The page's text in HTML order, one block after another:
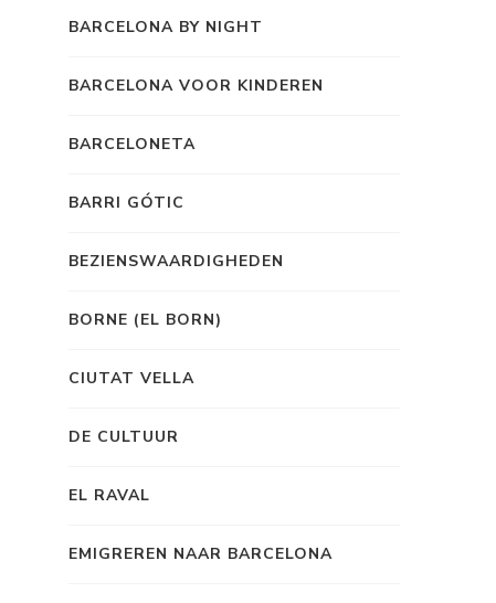
BARCELONA BY NIGHT
BARCELONA VOOR KINDEREN
BARCELONETA
BARRI GÓTIC
BEZIENSWAARDIGHEDEN
BORNE (EL BORN)
CIUTAT VELLA
DE CULTUUR
EL RAVAL
EMIGREREN NAAR BARCELONA